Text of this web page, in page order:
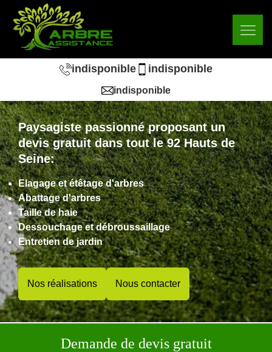
indisponible indisponible
indisponible
Paysagiste passionné proposant un
devis gratuit dans tout le 92 Hauts de
Seine:
Elagage et étêtage d'arbres
Abattage d'arbres
Taille de haie
Dessouchage et débroussaillage
Entretien de jardin
Nos réalisations Nous contacter
Demande de devis gratuit